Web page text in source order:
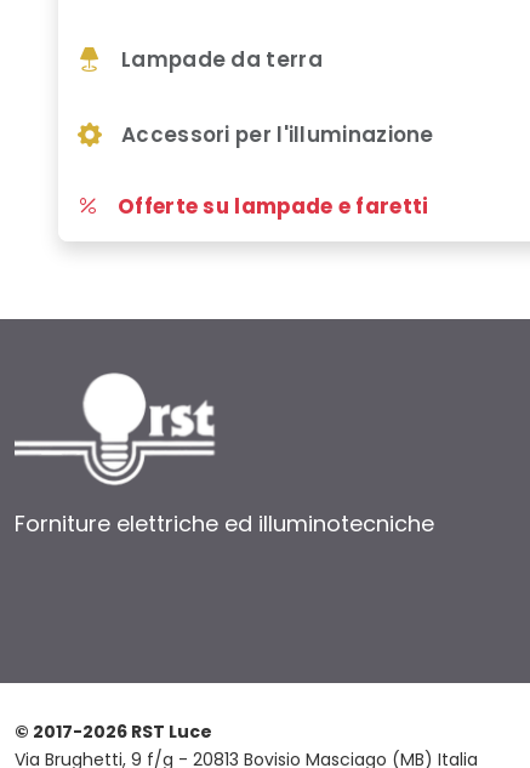
Lampade da terra
Accessori per l'illuminazione
Offerte su lampade e faretti
Forniture elettriche ed illuminotecniche
© 2017-2026 RST Luce
Via Brughetti, 9 f/g - 20813 Bovisio Masciago (MB) Italia